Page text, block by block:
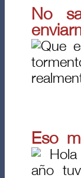
No
Eso
año